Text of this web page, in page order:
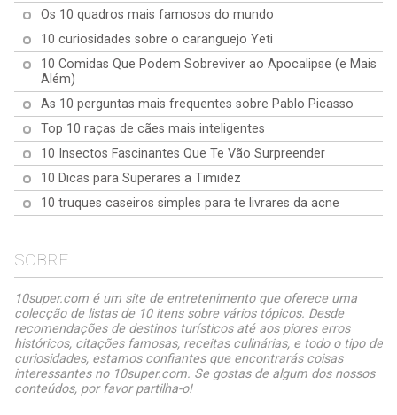
Os 10 quadros mais famosos do mundo
10 curiosidades sobre o caranguejo Yeti
10 Comidas Que Podem Sobreviver ao Apocalipse (e Mais
Além)
As 10 perguntas mais frequentes sobre Pablo Picasso
Top 10 raças de cães mais inteligentes
10 Insectos Fascinantes Que Te Vão Surpreender
10 Dicas para Superares a Timidez
10 truques caseiros simples para te livrares da acne
SOBRE
10super.com é um site de entretenimento que oferece uma
colecção de listas de 10 itens sobre vários tópicos. Desde
recomendações de destinos turísticos até aos piores erros
históricos, citações famosas, receitas culinárias, e todo o tipo de
curiosidades, estamos confiantes que encontrarás coisas
interessantes no 10super.com. Se gostas de algum dos nossos
conteúdos, por favor partilha-o!